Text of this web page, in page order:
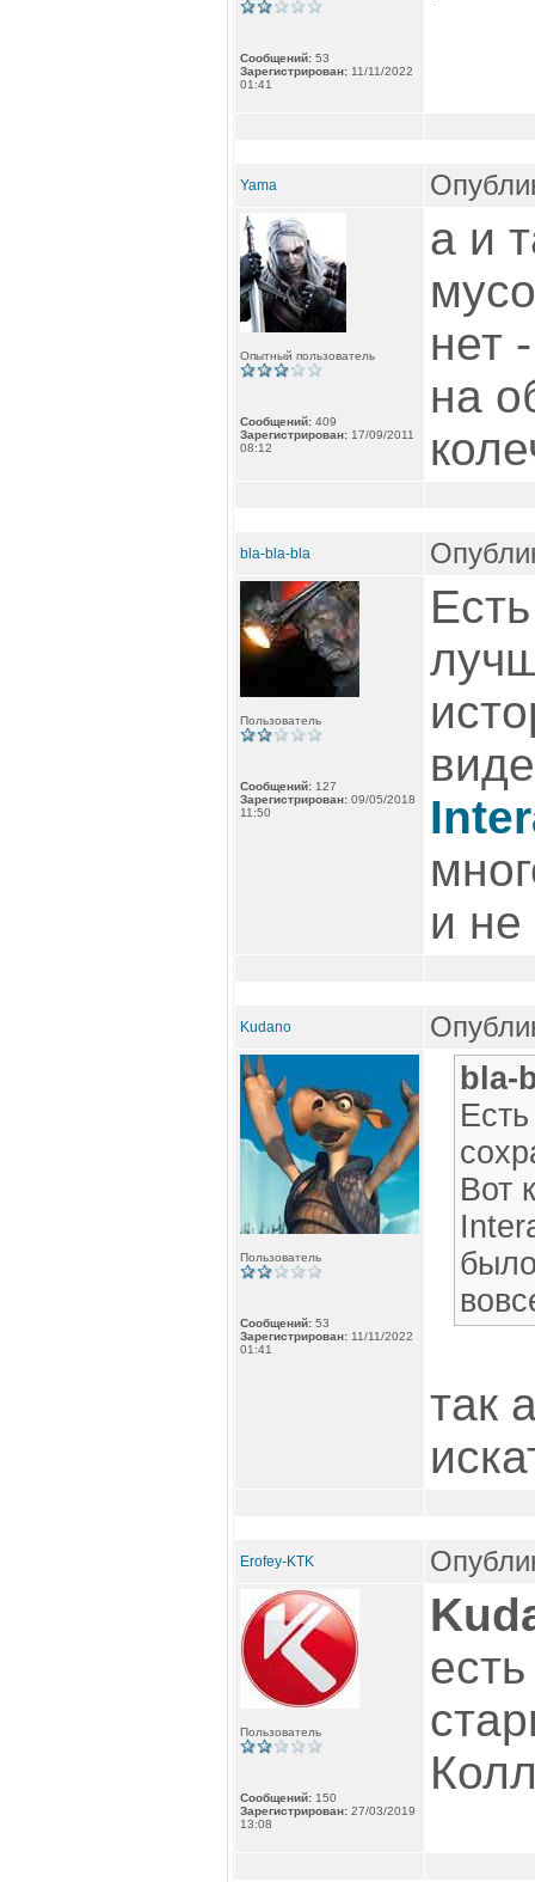
Сообщений: 53
Зарегистрирован: 11/11/2022
01:41
Yama
Опытный пользователь
Сообщений: 409
Зарегистрирован: 17/09/2011
08:12
а и
нет
на
bla-bla-bla
Пользователь
Сообщений: 127
Зарегистрирован: 09/05/2018
11:50
и не
Kudano
Пользователь
Сообщений: 53
Зарегистрирован: 11/11/2022
01:41
bla-
Вот
так
Erofey-KTK
Пользователь
Сообщений: 150
Зарегистрирован: 27/03/2019
13:08